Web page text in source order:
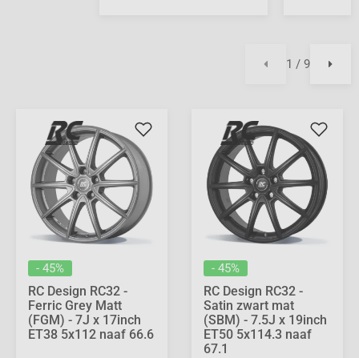
1 / 9
- 45%
RC Design RC32 -
Ferric Grey Matt
(FGM) - 7J x 17inch
ET38 5x112 naaf 66.6
- 45%
RC Design RC32 -
Satin zwart mat
(SBM) - 7.5J x 19inch
ET50 5x114.3 naaf
67.1